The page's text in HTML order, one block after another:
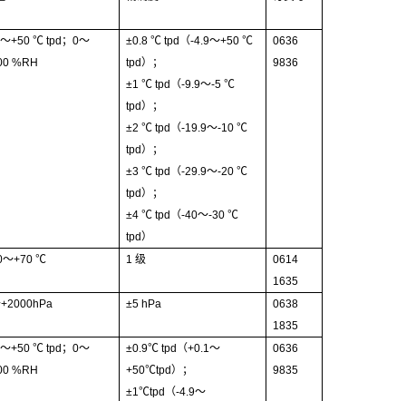
～+50℃ tpd ；0～
%RH
±0.8℃ tpd（-4.9～+50℃
tpd）
；
±1℃ tpd（-9.9～-5℃
tpd）
；
±2℃ tpd（-19.9～-10℃
tpd）
；
±3℃ tpd（-29.9～-20℃
tpd）
；
±4℃ tpd（-40～-30℃
tpd）
0636
9836
～+70℃ 1级
0614
1635
+2000hPa ±5 hPa
0638
1835
～+50℃ tpd ；0～
%RH
±0.9℃ tpd（+0.1～
+50℃tpd）
；
±1℃tpd（-4.9～
0636
9835